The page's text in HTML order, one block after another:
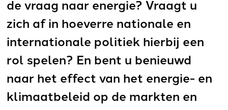
de vraag naar energie? Vraagt u
zich af in hoeverre nationale en
internationale politiek hierbij een
rol spelen? En bent u benieuwd
naar het effect van het energie- en
klimaatbeleid op de markten en